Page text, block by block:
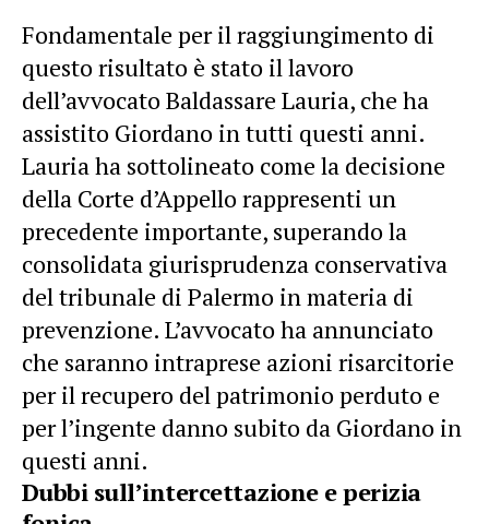
Fondamentale per il raggiungimento di
questo risultato è stato il lavoro
dell’avvocato Baldassare Lauria, che ha
assistito Giordano in tutti questi anni.
Lauria ha sottolineato come la decisione
della Corte d’Appello rappresenti un
precedente importante, superando la
consolidata giurisprudenza conservativa
del tribunale di Palermo in materia di
prevenzione. L’avvocato ha annunciato
che saranno intraprese azioni risarcitorie
per il recupero del patrimonio perduto e
per l’ingente danno subito da Giordano in
questi anni.
Dubbi sull’intercettazione e perizia